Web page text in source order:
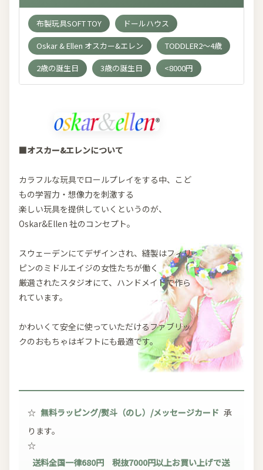
布製玩具SOFT TOY
ドールハウス
Oskar & Ellen オスカー&エレン
TODDLER2～4歳
2歳の誕生日
3歳の誕生日 <8000円
■オスカー&エレンについて
カラフルな玩具でロールプレイをする中、こど
もの学習力・想像力を刺激する
楽しい玩具を提供していくというのが、
Oskar&Ellen 社のコンセプト。
スウェーデンにてデザインされ、縫製はフィリ
ピンのミドルエイジの女性たちが働く
厳選されたスタジオにて、ハンドメイドで作ら
れています。
かわいくて安全に使っていただけるファブリッ
クのおもちゃはギフトにも最適です。
☆ 無料ラッピング/熨斗（のし）/メッセージカード 承
ります。
☆
送料全国一律680円 税抜7000円以上お買い上げで送